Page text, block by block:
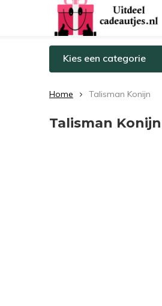
Kies een categorie
Home Talisman Konijn
Talisman Konijn